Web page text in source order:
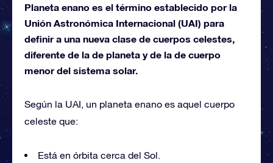
Planeta enano es el término establecido por la
Unión Astronómica Internacional (UAI) para
definir a una nueva clase de cuerpos celestes,
diferente de la de planeta y de la de cuerpo
menor del sistema solar.
Según la UAI, un planeta enano es aquel cuerpo
celeste que:
Está en órbita cerca del Sol.